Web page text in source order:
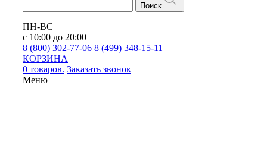
Поиск
ПН-ВС
с 10:00 до 20:00
8 (800) 302-77-06 8 (499) 348-15-11
КОРЗИНА
0 товаров. Заказать звонок
Меню